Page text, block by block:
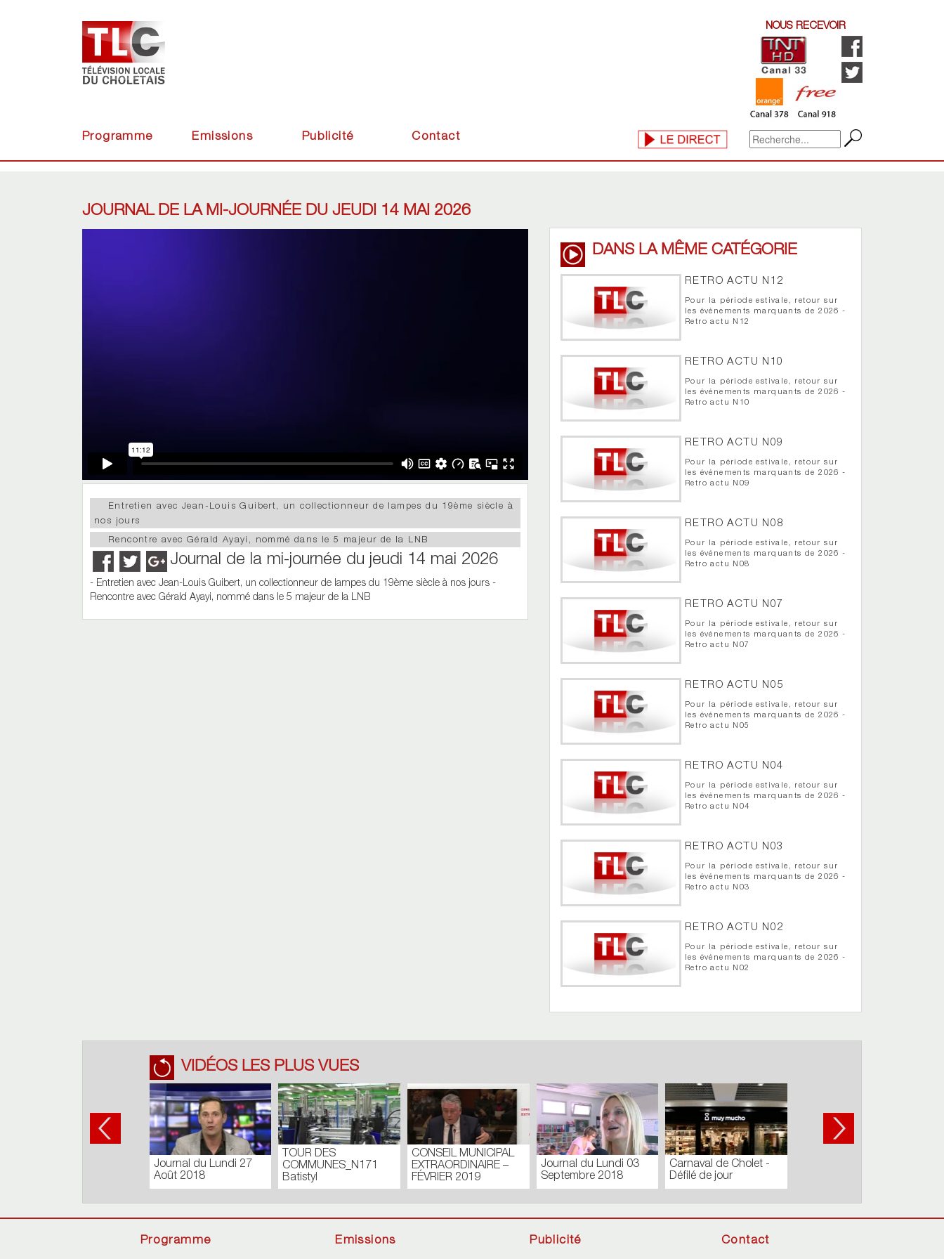
NOUS RECEVOIR
Programme Emissions Publicité Contact
JOURNAL DE LA MI-JOURNÉE DU JEUDI 14 MAI 2026
Entretien avec Jean-Louis Guibert, un collectionneur de lampes du 19ème siècle à
nos jours
Rencontre avec Gérald Ayayi, nommé dans le 5 majeur de la LNB
Journal de la mi-journée du jeudi 14 mai 2026
- Entretien avec Jean-Louis Guibert, un collectionneur de lampes du 19ème siècle à nos jours -
Rencontre avec Gérald Ayayi, nommé dans le 5 majeur de la LNB
DANS LA MÊME CATÉGORIE
RETRO ACTU N12
Pour la période estivale, retour sur
les événements marquants de 2026 -
Retro actu N12
RETRO ACTU N10
Pour la période estivale, retour sur
les événements marquants de 2026 -
Retro actu N10
RETRO ACTU N09
Pour la période estivale, retour sur
les événements marquants de 2026 -
Retro actu N09
RETRO ACTU N08
Pour la période estivale, retour sur
les événements marquants de 2026 -
Retro actu N08
RETRO ACTU N07
Pour la période estivale, retour sur
les événements marquants de 2026 -
Retro actu N07
RETRO ACTU N05
Pour la période estivale, retour sur
les événements marquants de 2026 -
Retro actu N05
RETRO ACTU N04
Pour la période estivale, retour sur
les événements marquants de 2026 -
Retro actu N04
RETRO ACTU N03
Pour la période estivale, retour sur
les événements marquants de 2026 -
Retro actu N03
RETRO ACTU N02
Pour la période estivale, retour sur
les événements marquants de 2026 -
Retro actu N02
VIDÉOS LES PLUS VUES
Journal du Lundi 27
Août 2018
TOUR DES
COMMUNES_N171
Batistyl
CONSEIL MUNICIPAL
EXTRAORDINAIRE –
FÉVRIER 2019
Journal du Lundi 03
Septembre 2018
Carnaval de Cholet -
Défilé de jour
Programme Emissions Publicité Contact